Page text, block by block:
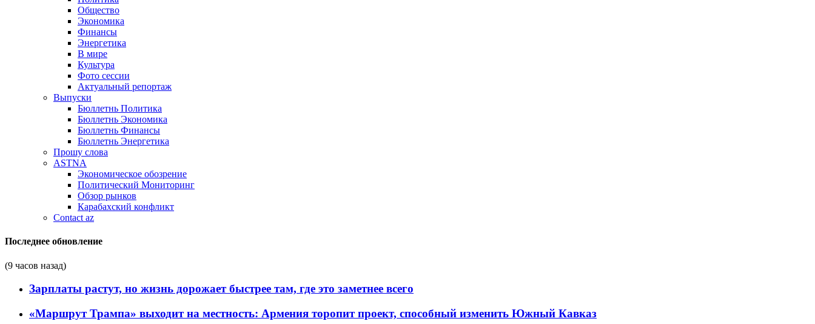
Общество
Экономика
Финансы
Энергетика
В мире
Культура
Фото сессии
Актуальный репортаж
Выпуски
Бюллетнь Политика
Бюллетнь Экономика
Бюллетнь Финансы
Бюллетнь Энергетика
Прошу слова
ASTNA
Экономическое обозрение
Политический Мониторинг
Обзор рынков
Карабахский конфликт
Contact az
Последнее обновление
(9 часов назад)
Зарплаты растут, но жизнь дорожает быстрее там, где это заметнее всего
«Маршрут Трампа» выходит на местность: Армения торопит проект, способный изменить Южный Кавказ